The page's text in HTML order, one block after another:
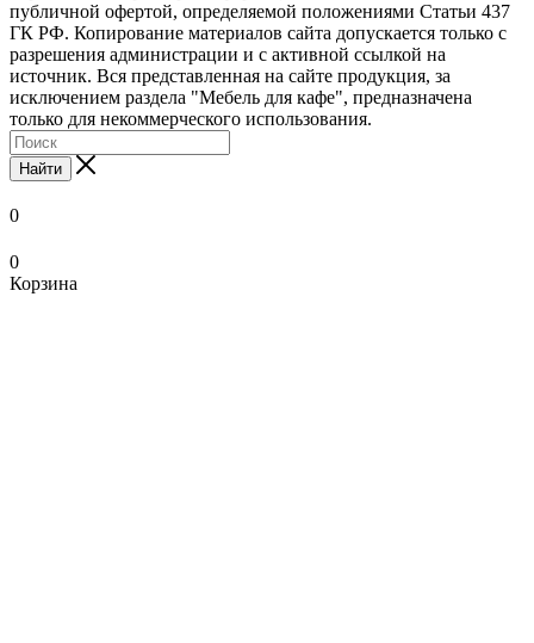
публичной офертой, определяемой положениями Статьи 437
ГК РФ. Копирование материалов сайта допускается только с
разрешения администрации и с активной ссылкой на
источник. Вся представленная на сайте продукция, за
исключением раздела "Мебель для кафе", предназначена
только для некоммерческого использования.
Найти
0
0
Корзина